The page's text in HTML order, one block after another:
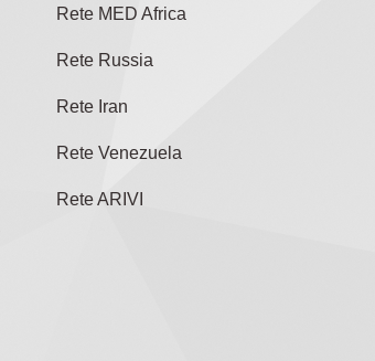
Rete MED Africa
Rete Russia
Rete Iran
Rete Venezuela
Rete ARIVI